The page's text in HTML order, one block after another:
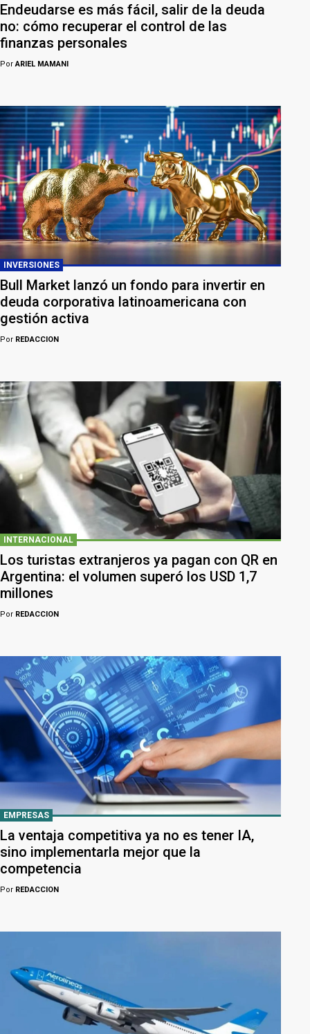
Endeudarse es más fácil, salir de la deuda
no: cómo recuperar el control de las
finanzas personales
PorARIEL MAMANI
INVERSIONES
Bull Market lanzó un fondo para invertir en
deuda corporativa latinoamericana con
gestión activa
Por REDACCION
INTERNACIONAL
Los turistas extranjeros ya pagan con QR en
Argentina: el volumen superó los USD 1,7
millones
Por REDACCION
EMPRESAS
La ventaja competitiva ya no es tener IA,
sino implementarla mejor que la
competencia
Por REDACCION